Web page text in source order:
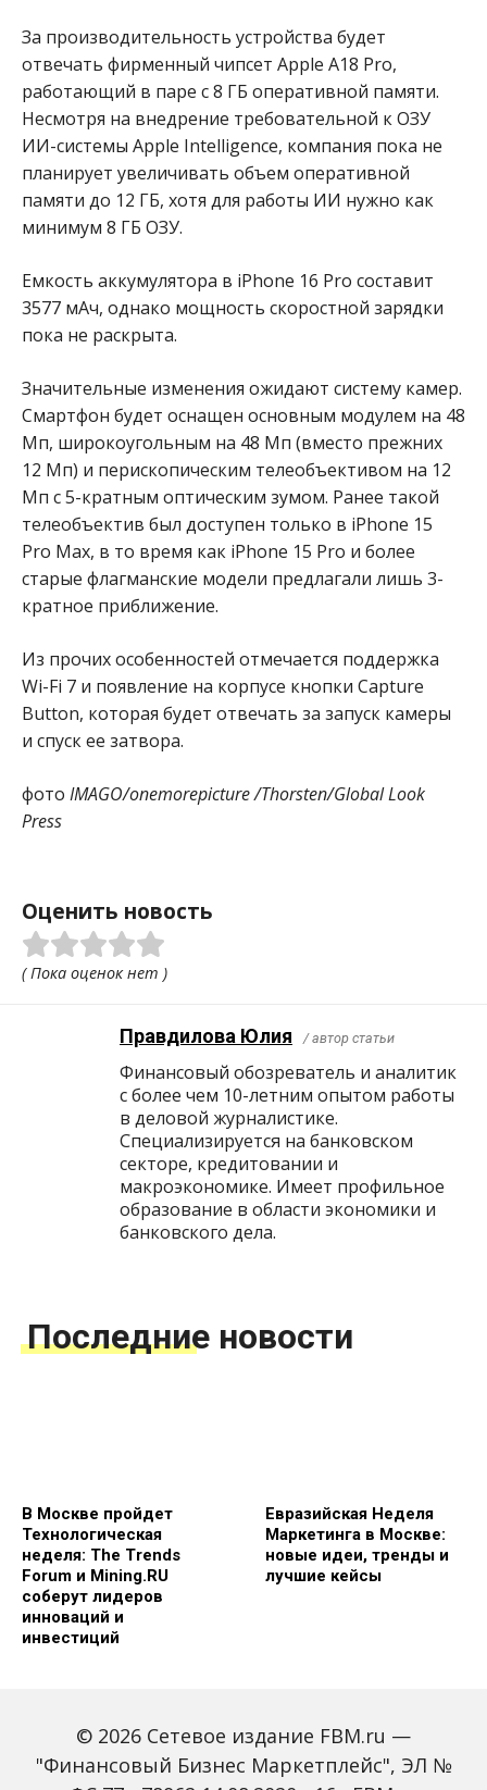
За производительность устройства будет
отвечать фирменный чипсет Apple A18 Pro,
работающий в паре с 8 ГБ оперативной памяти.
Несмотря на внедрение требовательной к ОЗУ
ИИ-системы Apple Intelligence, компания пока не
планирует увеличивать объем оперативной
памяти до 12 ГБ, хотя для работы ИИ нужно как
минимум 8 ГБ ОЗУ.
Емкость аккумулятора в iPhone 16 Pro составит
3577 мАч, однако мощность скоростной зарядки
пока не раскрыта.
Значительные изменения ожидают систему камер.
Смартфон будет оснащен основным модулем на 48
Мп, широкоугольным на 48 Мп (вместо прежних
12 Мп) и перископическим телеобъективом на 12
Мп с 5-кратным оптическим зумом. Ранее такой
телеобъектив был доступен только в iPhone 15
Pro Max, в то время как iPhone 15 Pro и более
старые флагманские модели предлагали лишь 3-
кратное приближение.
Из прочих особенностей отмечается поддержка
Wi-Fi 7 и появление на корпусе кнопки Capture
Button, которая будет отвечать за запуск камеры
и спуск ее затвора.
фото IMAGO/onemorepicture /Thorsten/Global Look
Press
Оценить новость
( Пока оценок нет )
Правдилова Юлия / автор статьи
Финансовый обозреватель и аналитик
с более чем 10-летним опытом работы
в деловой журналистике.
Специализируется на банковском
секторе, кредитовании и
макроэкономике. Имеет профильное
образование в области экономики и
банковского дела.
Последние новости
В Москве пройдет
Технологическая
неделя: The Trends
Forum и Mining.RU
соберут лидеров
инноваций и
инвестиций
Евразийская Неделя
Маркетинга в Москве:
новые идеи, тренды и
лучшие кейсы
© 2026 Сетевое издание FBM.ru —
"Финансовый Бизнес Маркетплейс", ЭЛ №